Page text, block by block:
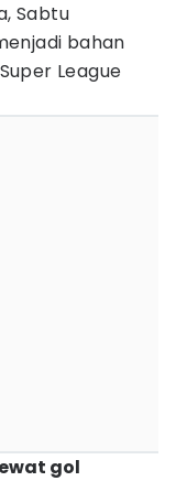
Sabtu
bahan
League
gol